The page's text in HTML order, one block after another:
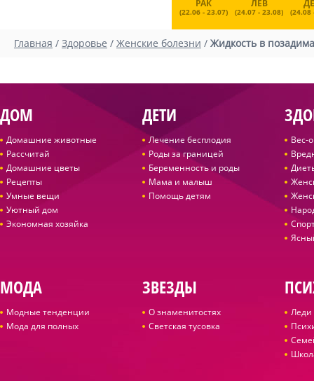
РАК
(22.06 - 23.07)
ЛЕВ
(24.07 - 23.08) (24.08
Главная / Здоровье / Женские болезни / Жидкость в
ДОМ
Домашние животные
Рассчитай
Домашние цветы
Рецепты
Умные вещи
Уютный дом
Экономная хозяйка
ДЕТИ
Лечение бесплодия
Роды за границей
Беременность и роды
Мама и малыш
Помощь детям
Вес-
МОДА
Модные тенденции
Мода для полных
ЗВЕЗДЫ
О знаменитостях
Светская тусовка
Леди